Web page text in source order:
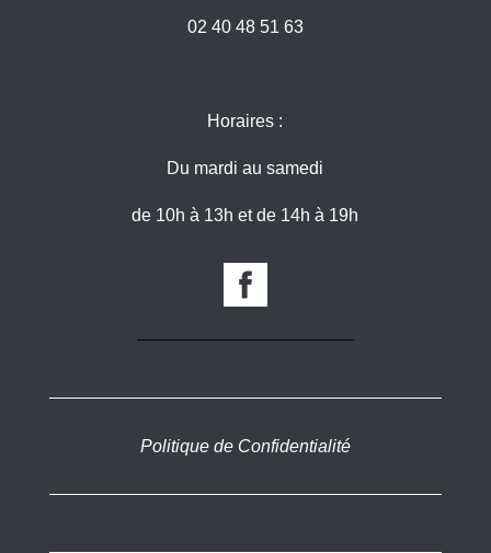
02 40 48 51 63
Horaires :
Du mardi au samedi
de 10h à 13h et de 14h à 19h
Politique de Confidentialité